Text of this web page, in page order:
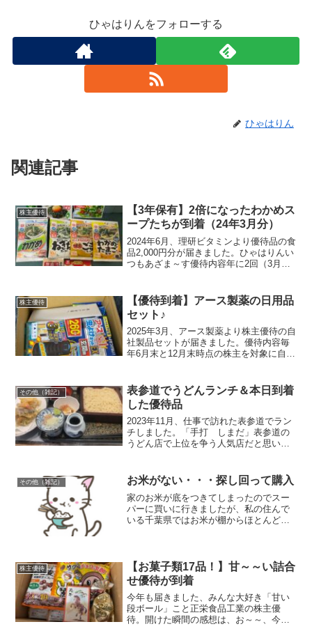
ひゃはりんをフォローする
ひゃはりん
関連記事
株主優待
【3年保有】2倍になったわかめス
ープたちが到着（24年3月分）
2024年6月、理研ビタミンより優待品の食
品2,000円分が届きました。ひゃはりんい
つもあざま～す優待内容年に2回（3月末
満保有期間3年以上100株以上1,000円...
株主優待
【優待到着】アース製薬の日用品
セット♪
2025年3月、アース製薬より株主優待の自
社製品セットが届きました。優待内容毎
年6月末と12月末時点の株主を対象に自社
1,000株未満3年未満2,000円相当の自社
製...
その他（雑記）
表参道でうどんランチ＆本日到着
した優待品
2023年11月、仕事で訪れた表参道でラン
チしました。「手打 しまだ」表参道の
うどん店で上位を争う人気店だと思いま
後は空席もありましたが10分くらいで満
席になりまし...
その他（雑記） お米がない・・・探し回って購入
家のお米が底をつきてしまったのでスー
パーに買いに行きましたが、私の住んで
いる千葉県ではお米が棚からほとんど消
不足しているようです。そ...
株主優待
【お菓子類17品！】甘～～い詰合
せ優待が到着
今年も届きました、みんな大好き「甘い
段ボール」こと正栄食品工業の株主優
待。開けた瞬間の感想は、お～～、今回